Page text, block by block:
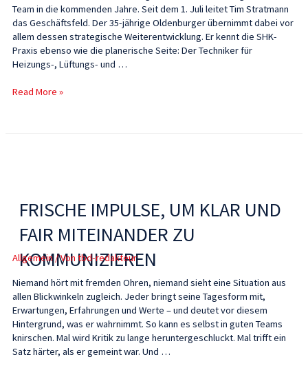
Team in die kommenden Jahre. Seit dem 1. Juli leitet Tim Stratmann
das Geschäftsfeld. Der 35-jährige Oldenburger übernimmt dabei vor
allem dessen strategische Weiterentwicklung. Er kennt die SHK-
Praxis ebenso wie die planerische Seite: Der Techniker für
Heizungs-, Lüftungs- und …
Read More »
FRISCHE IMPULSE, UM KLAR UND
FAIR MITEINANDER ZU
KOMMUNIZIEREN
Allgemein/ Von tbd-redakteur
Niemand hört mit fremden Ohren, niemand sieht eine Situation aus
allen Blickwinkeln zugleich. Jeder bringt seine Tagesform mit,
Erwartungen, Erfahrungen und Werte – und deutet vor diesem
Hintergrund, was er wahrnimmt. So kann es selbst in guten Teams
knirschen. Mal wird Kritik zu lange heruntergeschluckt. Mal trifft ein
Satz härter, als er gemeint war. Und …